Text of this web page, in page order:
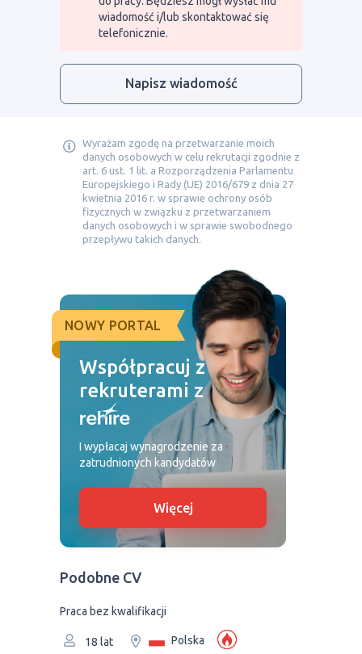
wiadomość i/lub skontaktować się
telefonicznie.
Napisz wiadomość
Wyrażam zgodę na przetwarzanie moich
danych osobowych w celu rekrutacji zgodnie z
art. 6 ust. 1 lit. a Rozporządzenia Parlamentu
Europejskiego i Rady (UE) 2016/679 z dnia 27
kwietnia 2016 r. w sprawie ochrony osób
fizycznych w związku z przetwarzaniem
danych osobowych i w sprawie swobodnego
przepływu takich danych.
NOWY PORTAL
Współpracuj z
rekruterami z
I wypłacaj wynagrodzenie za
zatrudnionych kandydatów
Więcej
Podobne CV
Praca bez kwalifikacji
18 lat Polska